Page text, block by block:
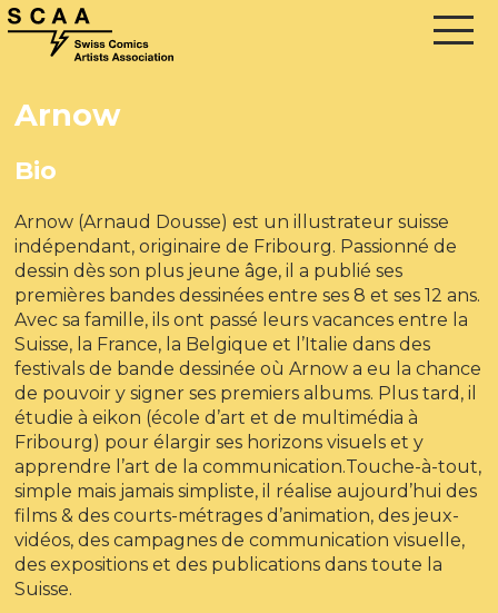
Arnow
Bio
Arnow (Arnaud Dousse) est un illustrateur suisse
indépendant, originaire de Fribourg. Passionné de
dessin dès son plus jeune âge, il a publié ses
premières bandes dessinées entre ses 8 et ses 12 ans.
Avec sa famille, ils ont passé leurs vacances entre la
Suisse, la France, la Belgique et l’Italie dans des
festivals de bande dessinée où Arnow a eu la chance
de pouvoir y signer ses premiers albums. Plus tard, il
étudie à eikon (école d’art et de multimédia à
Fribourg) pour élargir ses horizons visuels et y
apprendre l’art de la communication.Touche-à-tout,
simple mais jamais simpliste, il réalise aujourd’hui des
films & des courts-métrages d’animation, des jeux-
vidéos, des campagnes de communication visuelle,
des expositions et des publications dans toute la
Suisse.